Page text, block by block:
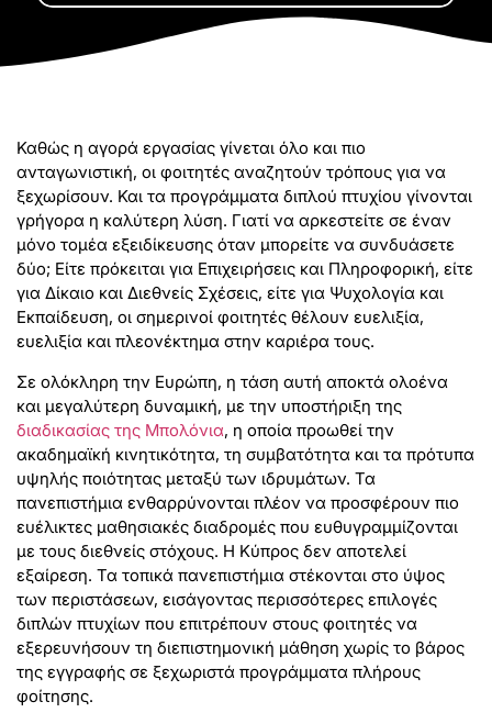
Καθώς η αγορά εργασίας γίνεται όλο και πιο
ανταγωνιστική, οι φοιτητές αναζητούν τρόπους για να
ξεχωρίσουν. Και τα προγράμματα διπλού πτυχίου γίνονται
γρήγορα η καλύτερη λύση. Γιατί να αρκεστείτε σε έναν
μόνο τομέα εξειδίκευσης όταν μπορείτε να συνδυάσετε
δύο; Είτε πρόκειται για Επιχειρήσεις και Πληροφορική, είτε
για Δίκαιο και Διεθνείς Σχέσεις, είτε για Ψυχολογία και
Εκπαίδευση, οι σημερινοί φοιτητές θέλουν ευελιξία,
ευελιξία και πλεονέκτημα στην καριέρα τους.
Σε ολόκληρη την Ευρώπη, η τάση αυτή αποκτά ολοένα
και μεγαλύτερη δυναμική, με την υποστήριξη της
διαδικασίας της Μπολόνια, η οποία προωθεί την
ακαδημαϊκή κινητικότητα, τη συμβατότητα και τα πρότυπα
υψηλής ποιότητας μεταξύ των ιδρυμάτων. Τα
πανεπιστήμια ενθαρρύνονται πλέον να προσφέρουν πιο
ευέλικτες μαθησιακές διαδρομές που ευθυγραμμίζονται
με τους διεθνείς στόχους. Η Κύπρος δεν αποτελεί
εξαίρεση. Τα τοπικά πανεπιστήμια στέκονται στο ύψος
των περιστάσεων, εισάγοντας περισσότερες επιλογές
διπλών πτυχίων που επιτρέπουν στους φοιτητές να
εξερευνήσουν τη διεπιστημονική μάθηση χωρίς το βάρος
της εγγραφής σε ξεχωριστά προγράμματα πλήρους
φοίτησης.